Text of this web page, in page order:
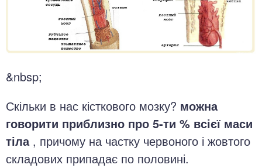
&nbsp;
Скільки в нас кісткового мозку? можна
говорити приблизно про 5-ти % всієї маси
тіла , причому на частку червоного і жовтого
складових припадає по половині.